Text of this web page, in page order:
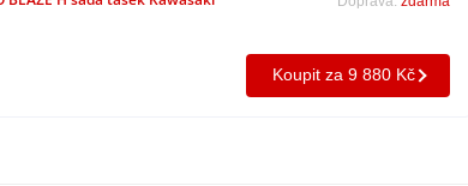
Koupit za 9 880 Kč